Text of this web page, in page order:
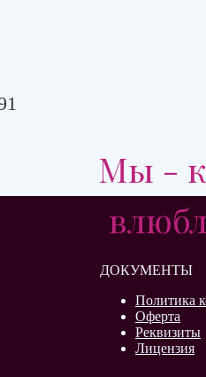
Мы -
ДОКУМЕНТЫ
Политика
Оферта
Реквизиты
Лицензия